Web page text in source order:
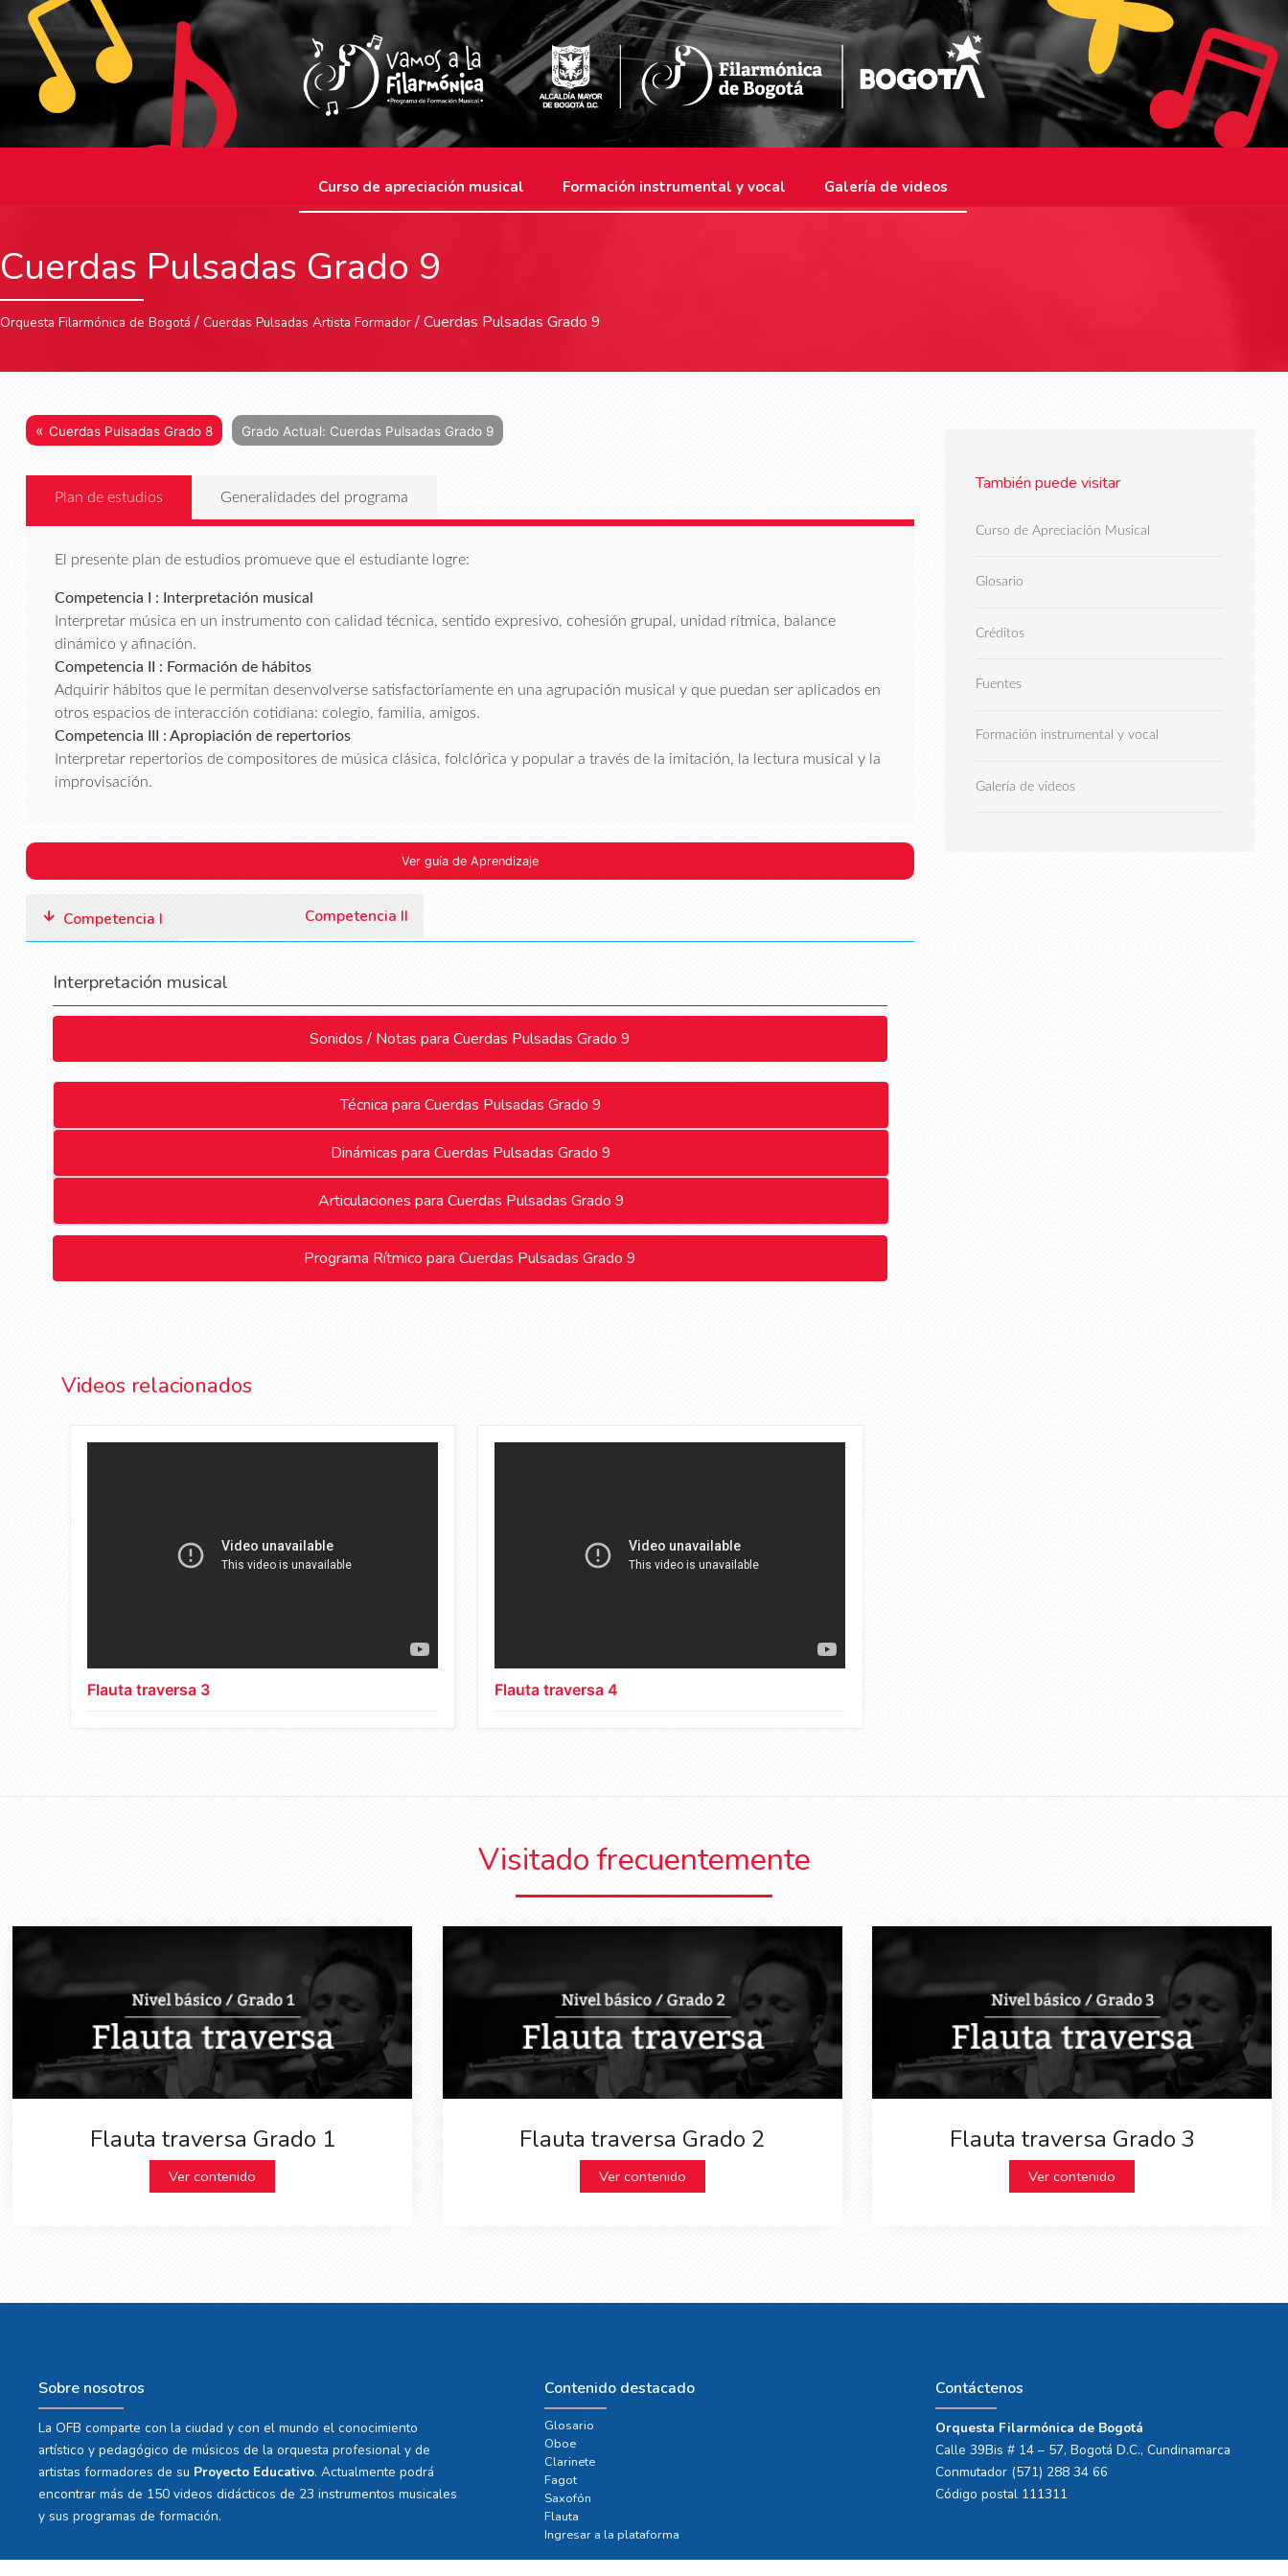
Curso de apreciación musical Formación instrumental y vocal Galería de videos
Cuerdas Pulsadas Grado 9
Orquesta Filarmónica de Bogotá / Cuerdas Pulsadas Artista Formador/ Cuerdas Pulsadas Grado 9
« Cuerdas Pulsadas Grado 8 Grado Actual: Cuerdas Pulsadas Grado 9
Plan de estudios Generalidades del programa
El presente plan de estudios promueve que el estudiante logre:
Competencia I : Interpretación musical
Interpretar música en un instrumento con calidad técnica, sentido expresivo, cohesión grupal, unidad rítmica, balance
dinámico y afinación.
Competencia II : Formación de hábitos
Adquirir hábitos que le permitan desenvolverse satisfactoriamente en una agrupación musical y que puedan ser aplicados en
otros espacios de interacción cotidiana: colegio, familia, amigos.
Competencia III : Apropiación de repertorios
Interpretar repertorios de compositores de música clásica, folclórica y popular a través de la imitación, la lectura musical y la
improvisación.
Ver guía de Aprendizaje
Competencia I Competencia II
Interpretación musical
Sonidos / Notas para Cuerdas Pulsadas Grado 9
Técnica para Cuerdas Pulsadas Grado 9
Dinámicas para Cuerdas Pulsadas Grado 9
Articulaciones para Cuerdas Pulsadas Grado 9
Programa Rítmico para Cuerdas Pulsadas Grado 9
Videos relacionados
Flauta traversa 3 Flauta traversa 4
También puede visitar
Curso de Apreciación Musical
Glosario
Créditos
Fuentes
Formación instrumental y vocal
Galería de videos
Visitado frecuentemente
Flauta traversa Grado 1
Ver contenido
Flauta traversa Grado 2
Ver contenido
Flauta traversa Grado 3
Ver contenido
Sobre nosotros
La OFB comparte con la ciudad y con el mundo el conocimiento
artístico y pedagógico de músicos de la orquesta profesional y de
artistas formadores de su Proyecto Educativo. Actualmente podrá
encontrar más de 150 videos didácticos de 23 instrumentos musicales
y sus programas de formación.
Contenido destacado
Glosario
Oboe
Clarinete
Fagot
Saxofón
Flauta
Ingresar a la plataforma
Contáctenos
Orquesta Filarmónica de Bogotá
Calle 39Bis # 14 – 57, Bogotá D.C., Cundinamarca
Conmutador (571) 288 34 66
Código postal 111311